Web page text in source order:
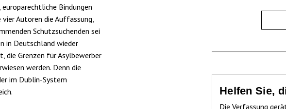
Bindungen
Autoren die Auffassung,
Schutzsuchenden sei
in Deutschland wieder
Grenzen für Asylbewerber
werden. Denn die
im Dublin-System
Helfen Sie,
Die Verfassung